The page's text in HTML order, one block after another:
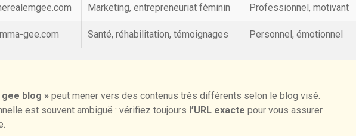
Marketing, entrepreneuriat féminin Professionnel, motivant
gee.com Santé, réhabilitation, témoignages Personnel, émotionnel
gee blog » peut mener vers des contenus très différents selon le blog visé.
est souvent ambiguë : vérifiez toujours l’URL exacte pour vous assurer